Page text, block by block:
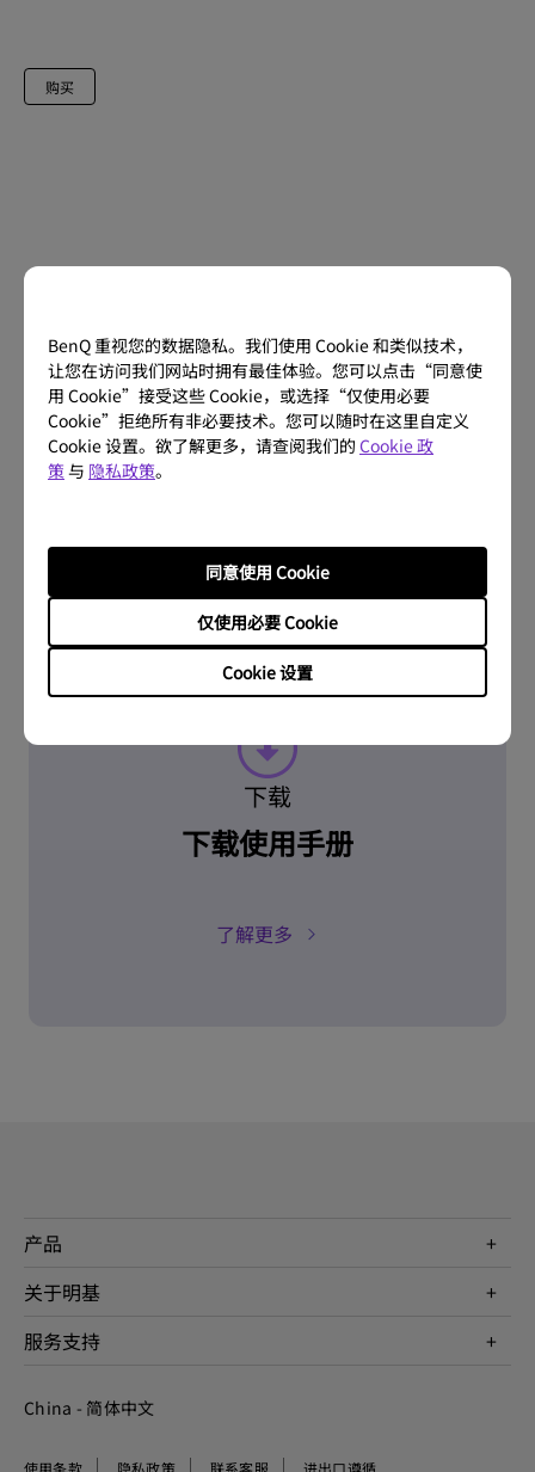
BenQ 重视您的数据隐私。我们使用 Cookie 和类似技术，
让您在访问我们网站时拥有最佳体验。您可以点击“同意使
用 Cookie”接受这些 Cookie，或选择“仅使用必要
Cookie”拒绝所有非必要技术。您可以随时在这里自定义
Cookie 设置。欲了解更多，请查阅我们的 Cookie 政
策与 隐私政策。
Cookie 设置
仅使用必要 Cookie
同意使用 Cookie
购买
问题解答
常见问题
了解更多
下载
下载使用手册
了解更多
产品
投影机
WiT智能灯
关于明基
公司简介
企业社会责任
服务支持
档案下载与常见问题
使用条款
隐私政策 联系客服 进出口遵循
China - 简体中文